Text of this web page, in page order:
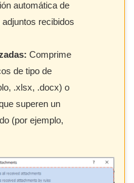
automática de
recibidos
Comprime
de tipo de
.xlsx, .docx) o
superen un
(por ejemplo,